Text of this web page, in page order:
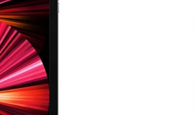
iPhone 13
iPhone 12
iPhone 11
iPhone SE